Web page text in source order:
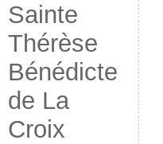
Sainte
Thérèse
Bénédicte
de La
Croix